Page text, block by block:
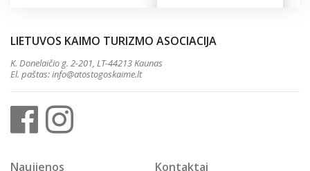
LIETUVOS KAIMO TURIZMO ASOCIACIJA
K. Donelaičio g. 2-201, LT-44213 Kaunas
El. paštas:info@atostogoskaime.lt
Naujienos Kontaktai